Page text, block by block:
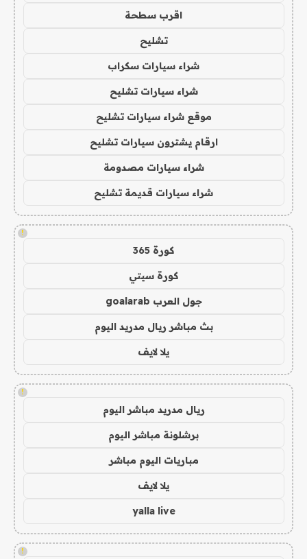
اقرب سطحة
تشليح
شراء سيارات سكراب
شراء سيارات تشليح
موقع شراء سيارات تشليح
ارقام يشترون سيارات تشليح
شراء سيارات مصدومة
شراء سيارات قديمة تشليح
!
كورة 365
كورة سيتي
جول العرب goalarab
بث مباشر ريال مدريد اليوم
يلا لايف
!
ريال مدريد مباشر اليوم
برشلونة مباشر اليوم
مباريات اليوم مباشر
يلا لايف
yalla live
!